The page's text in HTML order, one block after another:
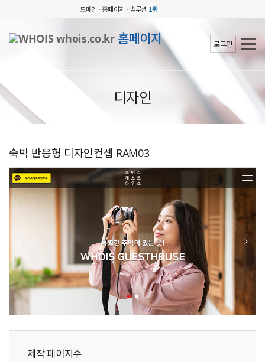
도메인 · 홈페이지 · 솔루션 1위
홈페이지 로그인
디자인
숙박 반응형 디자인컨셉 RAM03
제작 페이지수